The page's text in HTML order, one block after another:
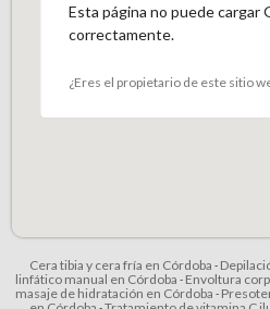
Esta página no puede cargar
correctamente.
¿Eres el propietario de este sitio
Cera tibia y cera fría en Córdoba -
linfático manual en Córdoba - Envoltura
masaje de hidratación en Córdoba -